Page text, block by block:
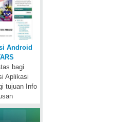
Android
bagi
Aplikasi
tujuan Info